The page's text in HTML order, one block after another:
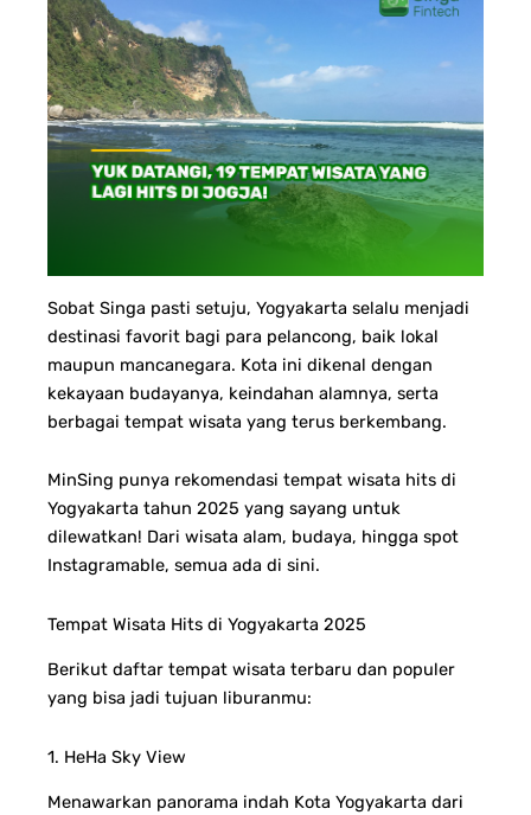
Sobat Singa pasti setuju, Yogyakarta selalu menjadi
destinasi favorit bagi para pelancong, baik lokal
maupun mancanegara. Kota ini dikenal dengan
kekayaan budayanya, keindahan alamnya, serta
berbagai tempat wisata yang terus berkembang.
MinSing punya rekomendasi tempat wisata hits di
Yogyakarta tahun 2025 yang sayang untuk
dilewatkan! Dari wisata alam, budaya, hingga spot
Instagramable, semua ada di sini.
Tempat Wisata Hits di Yogyakarta 2025
Berikut daftar tempat wisata terbaru dan populer
yang bisa jadi tujuan liburanmu:
1. HeHa Sky View
Menawarkan panorama indah Kota Yogyakarta dari